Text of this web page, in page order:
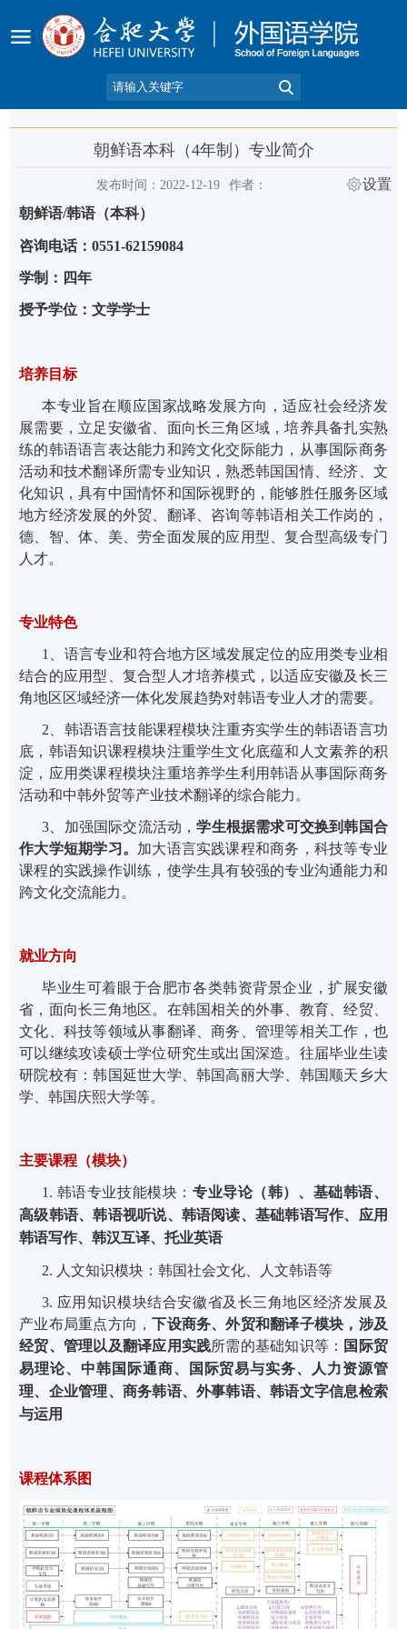
朝鲜语本科（4年制）专业简介
发布时间：2022-12-19 作者：
设置
朝鲜语/韩语（本科）
咨询电话：0551-62159084
学制：四年
授予学位：文学学士
培养目标
本专业旨在顺应国家战略发展方向，适应社会经济发
展需要，立足安徽省、面向长三角 区域，培养具备扎实熟
练的韩语语言表达能力和跨文化交际能力，从事国际商务
活动和技术翻译所需专业知识，熟悉韩国国情、经济、文
化知识，具有中国情怀和国际视野的，能够胜任服务区域
地方经济发展的外贸、翻译、咨询等韩语相关工作岗的，
德、智、体、美、劳全面发展的应用型、复合型高级专门
人才。
专业特色
1、语言专业和符合地方区域发展定位的应用类专业相
结合的应用型、复合型人才培养模式，以适应安徽及长三
角地区区域经济一体化发展趋势对韩语专业人才的需要。
2、韩语语言技能课程模块注重夯实学生的韩语语言功
底，韩语知识课程模块注重学生文化底蕴和人文素养的积
淀，应用类课程模块注重培养学生利用韩语从事国际商务
活动和中韩外贸等产业技术翻译的综合能力。
3、加强国际交流活动 ，学生根据需求可交换到韩国合
作大学短期学习。 加大语言实践课程和商务，科技等专业
课程的实践操作训练，使学生具有较强的专业沟通能力和
跨文化交流能力。
就业方向
毕业生可着眼于合肥市各类韩资背景企业，扩展安徽
省，面向长三角地区。在韩国相关的外事、教育、经贸、
文化、科技等领域从事翻译、商务、管理等相关工作， 也
可以继续攻读硕士学位研究生或出国深造。往届毕业生读
研院校有：韩国延世大学、韩国高丽大学、韩国顺天乡大
学、韩国庆熙大学等。
主要课程（模块）
1. 韩语专业技能模块： 专业导论（韩）、 基础韩语、
高级韩语、韩语视听说、 韩语阅读、 基础韩语写作、 应用
韩语写作、韩汉互译、托业英语
2. 人文知识模块：韩国社会文化 人文韩语等
3. 应用知识模块结合安徽省及长三角地区经济发展及
产业布局重点方向 ，下设商务、外贸和翻译子模块，涉及
经贸、管理以及翻译应用实践所需的基础知识等： 国际贸
易理论、 中韩国际通商、 国际贸易与实务、人力资源管
理、企业管理、 商务韩语、外事韩语、韩语文字信息检索
与运用
课程体系图